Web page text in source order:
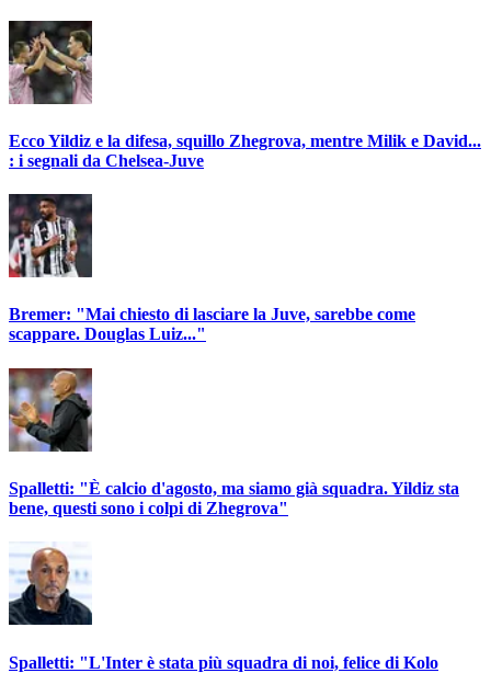
Ecco Yildiz e la difesa, squillo Zhegrova, mentre Milik e David...
: i segnali da Chelsea-Juve
Bremer: "Mai chiesto di lasciare la Juve, sarebbe come
scappare. Douglas Luiz..."
Spalletti: "È calcio d'agosto, ma siamo già squadra. Yildiz sta
bene, questi sono i colpi di Zhegrova"
Spalletti: "L'Inter è stata più squadra di noi, felice di Kolo